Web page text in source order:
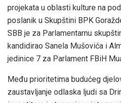
projekata u oblasti kulture na
poslanik u Skupštini BPK
SBB je za Parlamentarnu
kandidirao Sanela Mušovića i
jedinice 7 za Parlament FBiH
Među prioritetima budućeg
zaustavljanje odlaska ljudi sa